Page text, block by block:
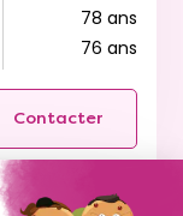
78 ans
76 ans
Contacter